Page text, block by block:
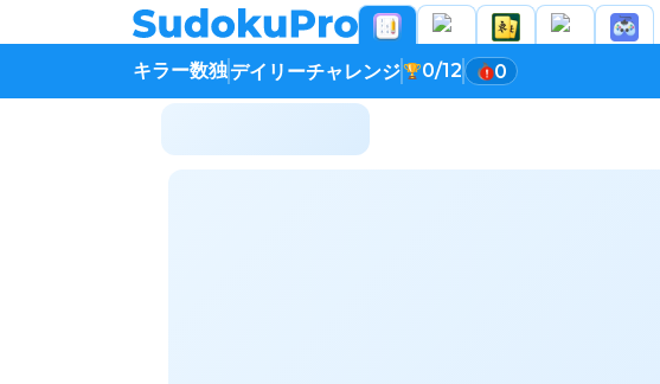
キラー数独デイリーチャレンジ 0/12 0